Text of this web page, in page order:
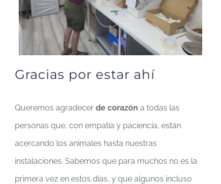
Gracias por estar ahí
Queremos agradecer de corazón a todas las
personas que, con empatía y paciencia, están
acercando los animales hasta nuestras
instalaciones. Sabemos que para muchos no es la
primera vez en estos días, y que algunos incluso